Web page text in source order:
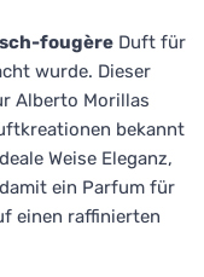
fougère Duft für
wurde. Dieser
Alberto Morillas
bekannt
Weise Eleganz,
ein Parfum für
einen raffinierten